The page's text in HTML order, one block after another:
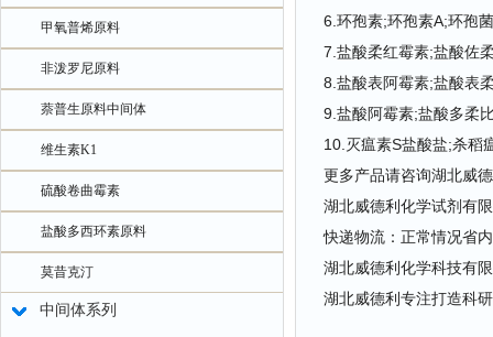
甲氧普烯原料
非泼罗尼原料
萘普生原料中间体
维生素K1
硫酸卷曲霉素
盐酸多西环素原料
莫昔克汀
中间体系列
6.环孢素;环孢素A;环孢
7.盐酸柔红霉素;盐酸佐
8.盐酸表阿霉素;盐酸表
9.盐酸阿霉素;盐酸多柔
10.灭瘟素S盐酸盐;杀稻
更多产品请咨询湖北威
湖北威德利化学试剂有
快递物流：正常情况省
湖北威德利化学科技有
湖北威德利专注打造科